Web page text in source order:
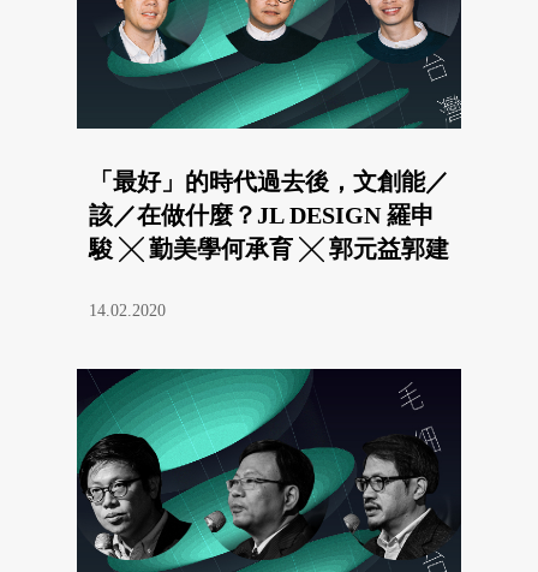
「最好」的時代過去後，文創能／
該／在做什麼？JL DESIGN 羅申
駿 ╳ 勤美學何承育 ╳ 郭元益郭建
14.02.2020